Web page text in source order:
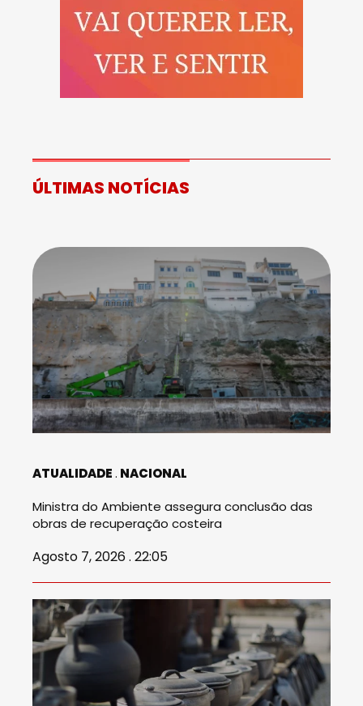
ÚLTIMAS NOTÍCIAS
ATUALIDADE NACIONAL
Ministra do Ambiente assegura conclusão das
obras de recuperação costeira
Agosto 7, 2026 . 22:05